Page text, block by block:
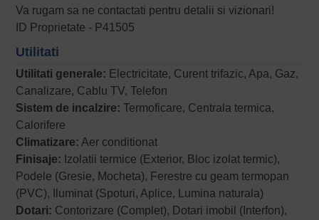
Va rugam sa ne contactati pentru detalii si vizionari!
ID Proprietate - P41505
Utilitati
Utilitati generale: Electricitate, Curent trifazic, Apa, Gaz,
Canalizare, Cablu TV, Telefon
Sistem de incalzire: Termoficare, Centrala termica,
Calorifere
Climatizare: Aer conditionat
Finisaje: Izolatii termice (Exterior, Bloc izolat termic),
Podele (Gresie, Mocheta), Ferestre cu geam termopan
(PVC), Iluminat (Spoturi, Aplice, Lumina naturala)
Dotari: Contorizare (Complet), Dotari imobil (Interfon),